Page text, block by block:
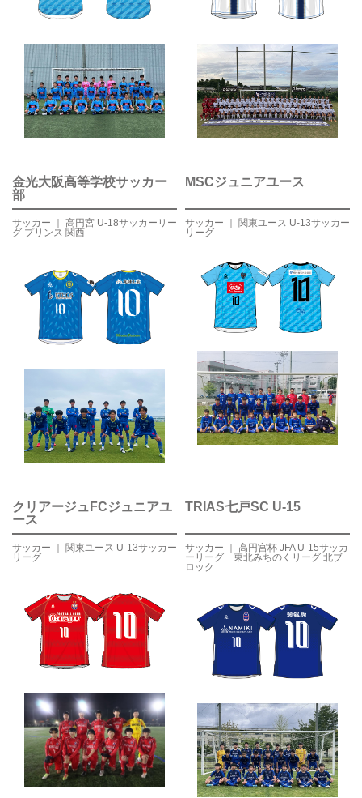
金光大阪高等学校サッカー
部
サッカー ｜ 高円宮 U-18サッカーリー
グ プリンス 関西
MSCジュニアユース
サッカー ｜ 関東ユース U-13サッカー
リーグ
クリアージュFCジュニアユ
ース
サッカー ｜ 関東ユース U-13サッカー
リーグ
TRIAS七戸SC U-15
サッカー ｜ 高円宮杯 JFA U-15サッカ
ーリーグ 東北みちのくリーグ 北ブ
ロック